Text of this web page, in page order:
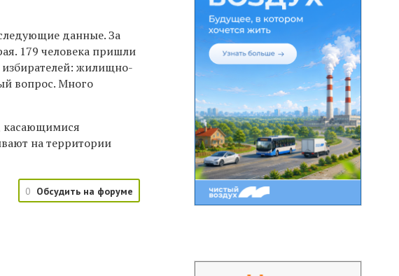
данные. За
179 человека пришли
жилищно-
вопрос. Много
касающимися
на территории
0 Обсудить на форуме